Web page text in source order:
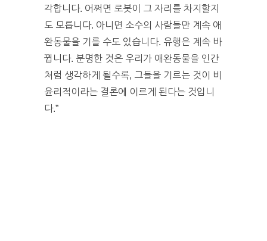
각합니다. 어쩌면 로봇이 그 자리를 차지할지
도 모릅니다. 아니면 소수의 사람들만 계속 애
완동물을 기를 수도 있습니다. 유행은 계속 바
뀝니다. 분명한 것은 우리가 애완동물을 인간
처럼 생각하게 될수록, 그들을 기르는 것이 비
윤리적이라는 결론에 이르게 된다는 것입니
다.”